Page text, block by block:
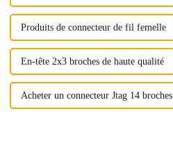
Produits de connecteur de fil femelle
En-tête 2x3 broches de haute qualité
Acheter un connecteur Jtag 14 broches